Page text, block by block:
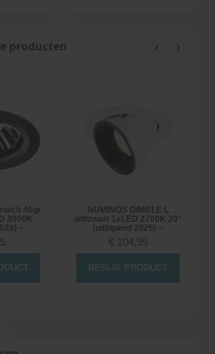
producten
ch 40gr
3000K
~
NUMINOS GIMBLE L
wit/zwart 1xLED 2700K 20°
(uitlopend 2025) ~
€ 104,95
BEKIJK PRODUCT